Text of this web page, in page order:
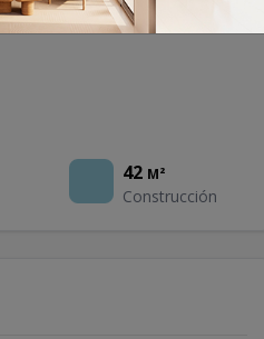
42 M²
Construcción